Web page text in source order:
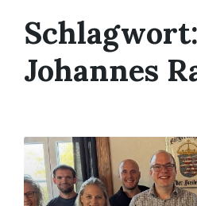
Schlagwort:
Johannes
Read
More